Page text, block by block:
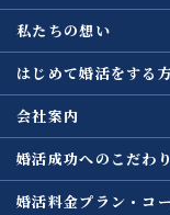
私たちの想い
はじめて婚活をする
会社案内
婚活成功へのこだわり
婚活料金プラン・コ